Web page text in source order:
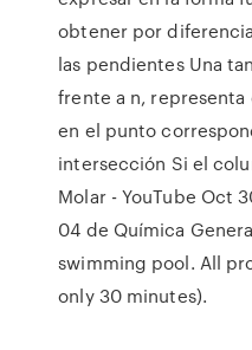
obtener por
las pendientes Una
frente a n,
en el punto
intersección Si el
Molar - YouTube Oct
04 de Química
swimming pool. All
only 30 minutes).